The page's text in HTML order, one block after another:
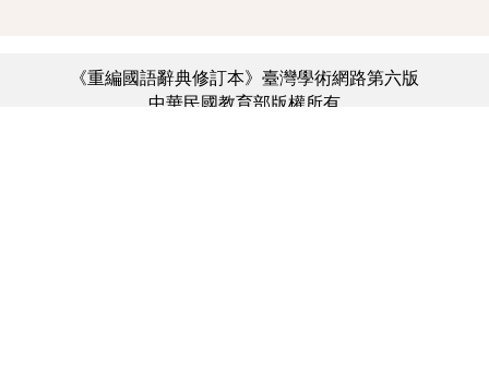
《重編國語辭典修訂本》臺灣學術網路第六版
中華民國教育部版權所有